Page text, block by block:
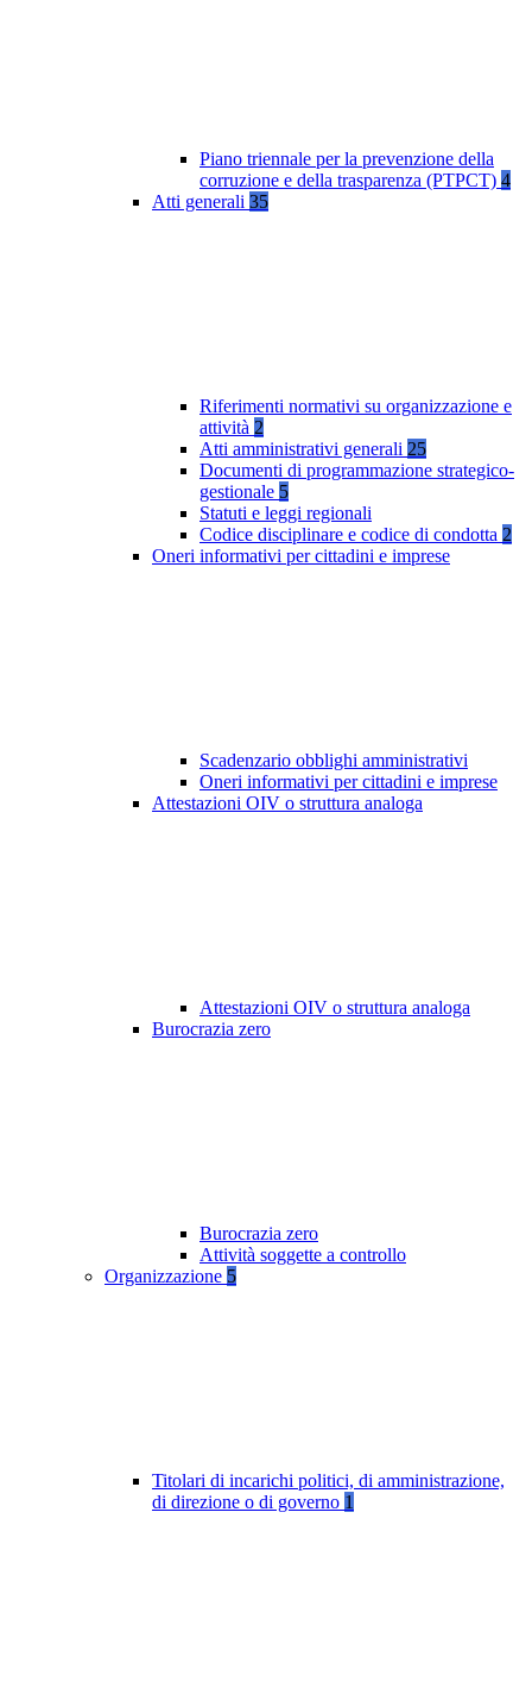
Piano triennale per la prevenzione della
corruzione e della trasparenza (PTPCT) 4
Atti generali 35
Riferimenti normativi su organizzazione e
attività 2
Atti amministrativi generali 25
Documenti di programmazione strategico-
gestionale 5
Statuti e leggi regionali
Codice disciplinare e codice di condotta 2
Oneri informativi per cittadini e imprese
Scadenzario obblighi amministrativi
Oneri informativi per cittadini e imprese
Attestazioni OIV o struttura analoga
Attestazioni OIV o struttura analoga
Burocrazia zero
Burocrazia zero
Attività soggette a controllo
Organizzazione 5
Titolari di incarichi politici, di amministrazione,
di direzione o di governo 1